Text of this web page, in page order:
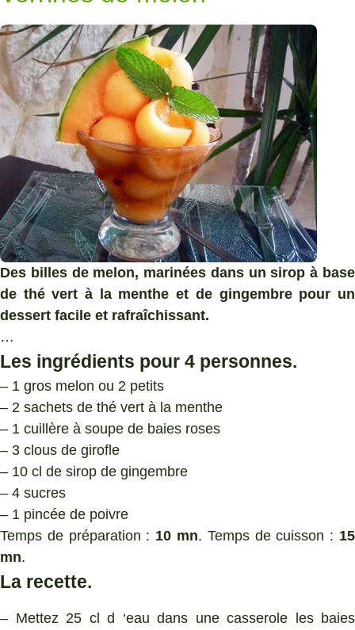
Des billes de melon, marinées dans un sirop à base
de thé vert à la menthe et de gingembre pour un
dessert facile et rafraîchissant.
…
Les ingrédients pour 4 personnes.
– 1 gros melon ou 2 petits
– 2 sachets de thé vert à la menthe
– 1 cuillère à soupe de baies roses
– 3 clous de girofle
– 10 cl de sirop de gingembre
– 4 sucres
– 1 pincée de poivre
Temps de préparation : 10 mn. Temps de cuisson : 15
mn.
La recette.
– Mettez 25 cl d ‘eau dans une casserole les baies